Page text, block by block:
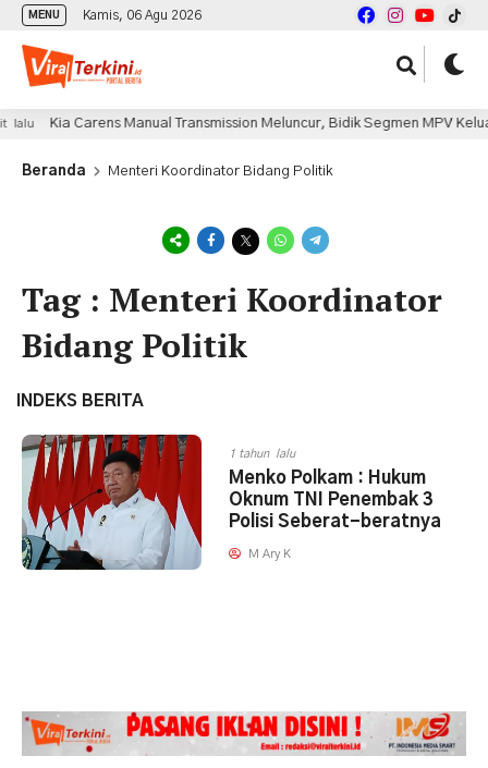
MENU Kamis, 06 Agu 2026
lalu Kia Carens Manual Transmission Meluncur, Bidik Segmen MPV
Beranda Menteri Koordinator Bidang Politik
Tag : Menteri Koordinator
Bidang Politik
INDEKS BERITA
1 tahun lalu
Menko Polkam : Hukum
Oknum TNI Penembak 3
Polisi Seberat-beratnya
M Ary K